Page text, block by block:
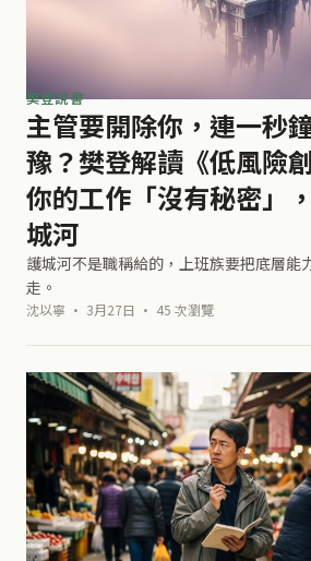
樊登說書
主管要開除你，連一秒
豫？樊登解讀《低風險
你的工作「沒有秘密」
城河
護城河不是職稱給的，上班族要把底層能
走。
沈以寧 · 3月27日 · 45 次瀏覽